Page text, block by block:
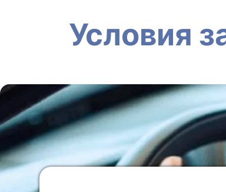
Условия